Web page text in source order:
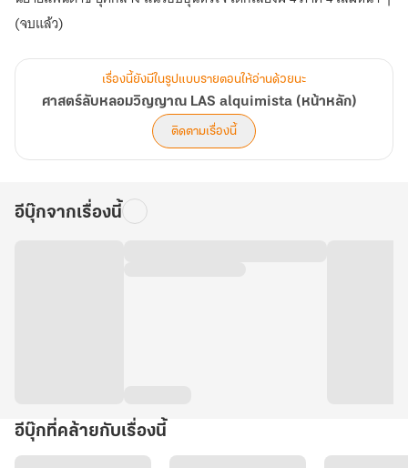
(จบแล้ว)
เรื่องนี้ยังมีในรูปแบบรายตอนให้อ่านด้วยนะ
ศาสตร์ลับหลอมวิญญาณ LAS alquimista (หน้าหลัก)
ติดตามเรื่องนี้
อีบุ๊กจากเรื่องนี้
อีบุ๊กที่คล้ายกับเรื่องนี้